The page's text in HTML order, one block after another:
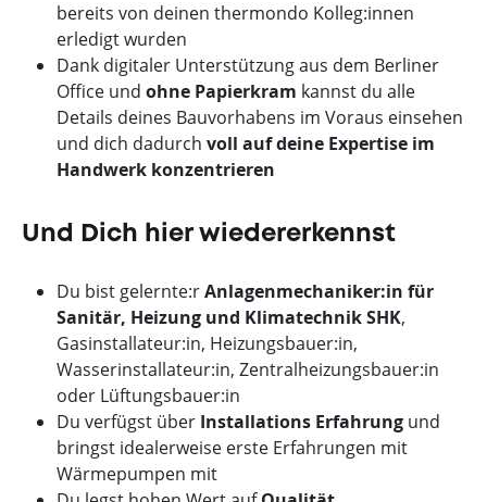
bereits von deinen thermondo Kolleg:innen
erledigt wurden
Dank digitaler Unterstützung aus dem Berliner
Office und ohne Papierkram kannst du alle
Details deines Bauvorhabens im Voraus einsehen
und dich dadurch voll auf deine Expertise im
Handwerk konzentrieren
Und Dich hier wiedererkennst
Du bist gelernte:rAnlagenmechaniker:in für
Sanitär, Heizung und Klimatechnik SHK,
Gasinstallateur:in, Heizungsbauer:in,
Wasserinstallateur:in, Zentralheizungsbauer:in
oder Lüftungsbauer:in
Du verfügst über Installations Erfahrung und
bringst idealerweise erste Erfahrungen mit
Wärmepumpen mit